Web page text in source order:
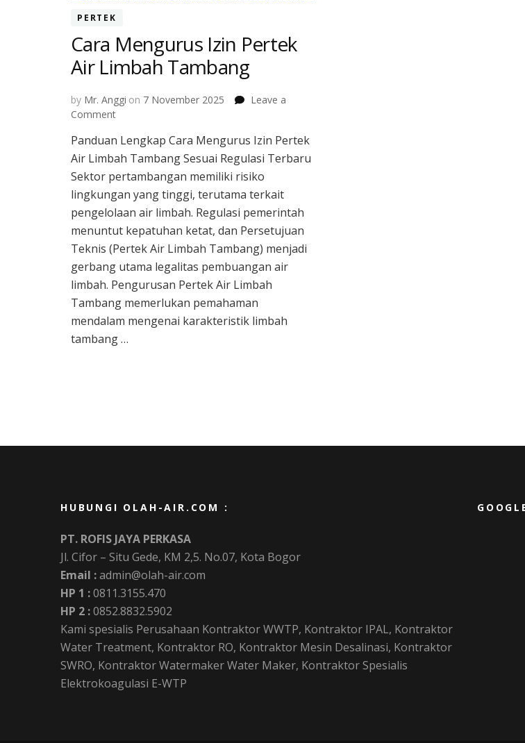
PERTEK
Cara Mengurus Izin Pertek
Air Limbah Tambang
by Mr. Anggi on 7 November 2025
Leave a
Commenton
Mengurus
Izin
Pertek
Limbah
Tambang
Panduan Lengkap Cara Mengurus Izin Pertek
Air Limbah Tambang Sesuai Regulasi Terbaru
Sektor pertambangan memiliki risiko
lingkungan yang tinggi, terutama terkait
pengelolaan air limbah. Regulasi pemerintah
menuntut kepatuhan ketat, dan Persetujuan
Teknis (Pertek Air Limbah Tambang) menjadi
gerbang utama legalitas pembuangan air
limbah. Pengurusan Pertek Air Limbah
Tambang memerlukan pemahaman
mendalam mengenai karakteristik limbah
tambang …
HUBUNGI OLAH-AIR.COM :
PT. ROFIS JAYA PERKASA
Jl. Cifor – Situ Gede, KM 2,5. No.07, Kota Bogor
Email :admin@olah-air.com
HP 1 :0811.3155.470
HP 2 :0852.8832.5902
Kami spesialis Perusahaan Kontraktor WWTP, Kontraktor IPAL, Kontraktor
Water Treatment, Kontraktor RO, Kontraktor Mesin Desalinasi, Kontraktor
SWRO, Kontraktor Watermaker Water Maker, Kontraktor Spesialis
Elektrokoagulasi E-WTP